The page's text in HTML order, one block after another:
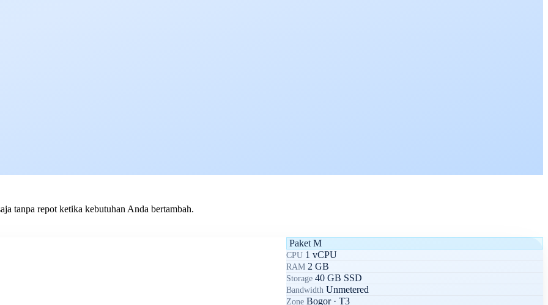
tanpa repot ketika kebutuhan Anda bertambah.
Paket M
CPU 1 vCPU
RAM 2 GB
Storage 40 GB SSD
Bandwidth Unmetered
Zone Bogor · T3